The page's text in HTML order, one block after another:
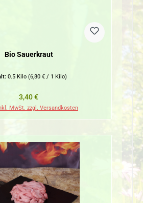
Bio Sauerkraut
0.5 Kilo (6,80 € / 1 Kilo)
Regulärer Preis:
3,40 €
MwSt. zzgl. Versandkosten